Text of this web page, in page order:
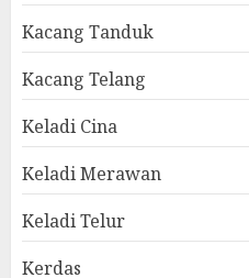
Kacang Tanduk
Kacang Telang
Keladi Cina
Keladi Merawan
Keladi Telur
Kerdas